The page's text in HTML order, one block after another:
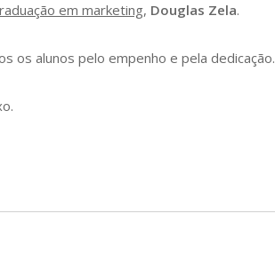
em marketing, Douglas Zela.
os alunos pelo empenho e pela dedicação.